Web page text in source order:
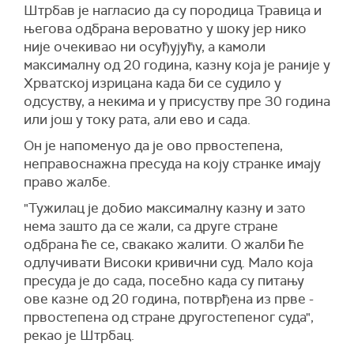
Штрбав је нагласио да су породица Травица и
његова одбрана вероватно у шоку јер нико
није очекивао ни осуђујућу, а камоли
максималну од 20 година, казну која је раније у
Хрватској изрицана када би се судило у
одсуству, а некима и у присуству пре 30 година
или још у току рата, али ево и сада.
Он је напоменуо да је ово првостепена,
неправоснажна пресуда на коју странке имају
право жалбе.
"Тужилац је добио максималну казну и зато
нема зашто да се жали, са друге стране
одбрана ће се, свакако жалити. О жалби ће
одлучивати Високи кривични суд. Мало која
пресуда је до сада, посебно када су питању
ове казне од 20 година, потврђена из прве -
првостепена од стране другостепеног суда",
рекао је Штрбац.